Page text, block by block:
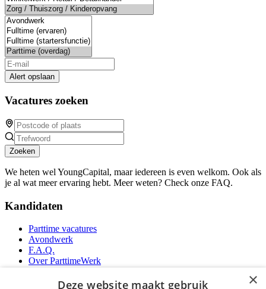
Alert opslaan
Vacatures zoeken
Zoeken
We heten wel YoungCapital, maar iedereen is even welkom. Ook als
je al wat meer ervaring hebt. Meer weten? Check onze FAQ.
Kandidaten
Parttime vacatures
Avondwerk
F.A.Q.
Over ParttimeWerk
YoungCapital Android App
×
Deze website maakt gebruik